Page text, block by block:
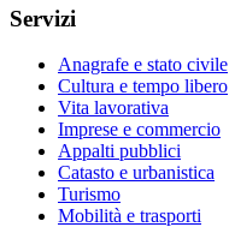
Servizi
Anagrafe e stato civile
Cultura e tempo libero
Vita lavorativa
Imprese e commercio
Appalti pubblici
Catasto e urbanistica
Turismo
Mobilità e trasporti